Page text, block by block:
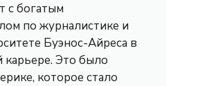
с богатым
по журналистике и
Буэнос-Айреса в
Это было
которое стало